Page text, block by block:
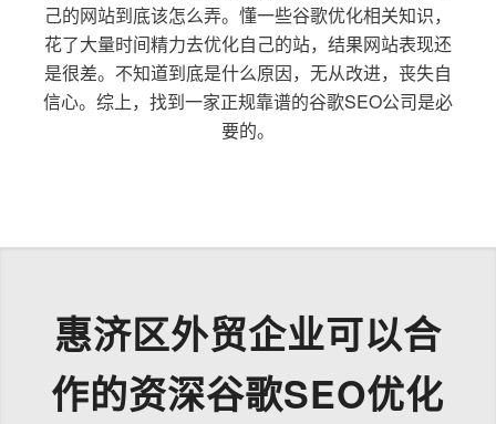
己的网站到底该怎么弄。懂一些谷歌优化相关知识，
花了大量时间精力去优化自己的站，结果网站表现还
是很差。不知道到底是什么原因，无从改进，丧失自
信心。综上，找到一家正规靠谱的谷歌SEO公司是必
要的。
惠济区外贸企业可以合
作的资深谷歌SEO优化